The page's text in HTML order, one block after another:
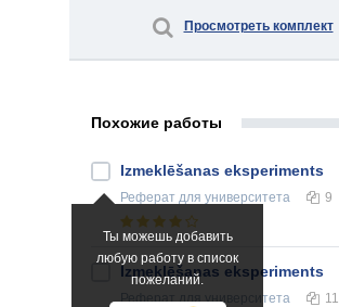
Просмотреть комплект
Похожие работы
Ты можешь добавить
любую работу в список
пожеланий.
Izmeklēšanas eksperiments
Реферат для университета 9
Izmeklēšanas eksperiments
Рефератдля университета 11